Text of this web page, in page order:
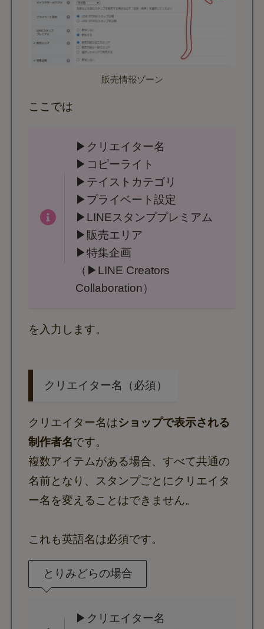
販売情報ゾーン
ここでは
▶クリエイター名
▶コピーライト
▶テイストカテゴリ
▶プライベート設定
▶LINEスタンププレミアム
▶販売エリア
▶特集企画
（▶LINE Creators
Collaboration）
を入力します。
クリエイター名（必須）
クリエイター名はショップで表示される
制作者名です。
複数アイテムがある場合、すべて共通の
名前となり、スタンプごとにクリエイタ
ー名を変えることはできません。
これも英語名は必須です。
とりみどらの場合
▶クリエイター名